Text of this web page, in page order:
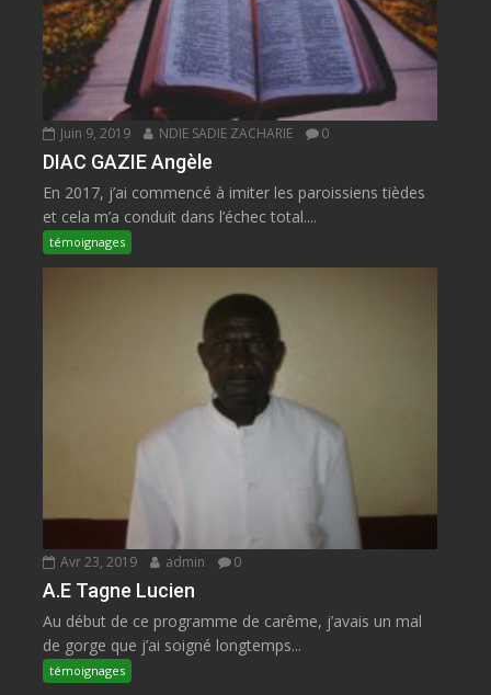
Juin 9, 2019 NDIE SADIE ZACHARIE 0
DIAC GAZIE Angèle
En 2017, j’ai commencé à imiter les paroissiens tièdes
et cela m’a conduit dans l’échec total....
témoignages
Avr 23, 2019 admin 0
A.E Tagne Lucien
Au début de ce programme de carême, j’avais un mal
de gorge que j’ai soigné longtemps...
témoignages